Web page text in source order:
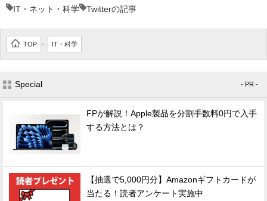
IT・ネット・科学 Twitterの記事
TOP > IT・科学
Special - PR -
FPが解説！Apple製品を分割手数料0円で入手
する方法とは？
【抽選で5,000円分】Amazonギフトカードが
当たる！読者アンケート実施中